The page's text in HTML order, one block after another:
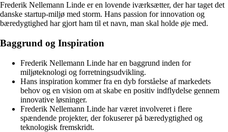
Frederik Nellemann Linde er en lovende iværksætter, der har taget det
danske startup-miljø med storm. Hans passion for innovation og
bæredygtighed har gjort ham til et navn, man skal holde øje med.
Baggrund og Inspiration
Frederik Nellemann Linde har en baggrund inden for
miljøteknologi og forretningsudvikling.
Hans inspiration kommer fra en dyb forståelse af markedets
behov og en vision om at skabe en positiv indflydelse gennem
innovative løsninger.
Frederik Nellemann Linde har været involveret i flere
spændende projekter, der fokuserer på bæredygtighed og
teknologisk fremskridt.